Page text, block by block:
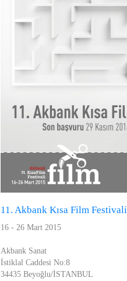
11. Akbank Kısa Film Festivali
16 - 26 Mart 2015
Akbank Sanat
İstiklal Caddesi No:8
34435 Beyoğlu/İSTANBUL